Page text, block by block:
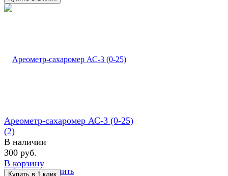
избранное сравнить
Ареометр-сахаромер АС-3 (0-25)
(2)
В наличии
300 руб.
В корзину